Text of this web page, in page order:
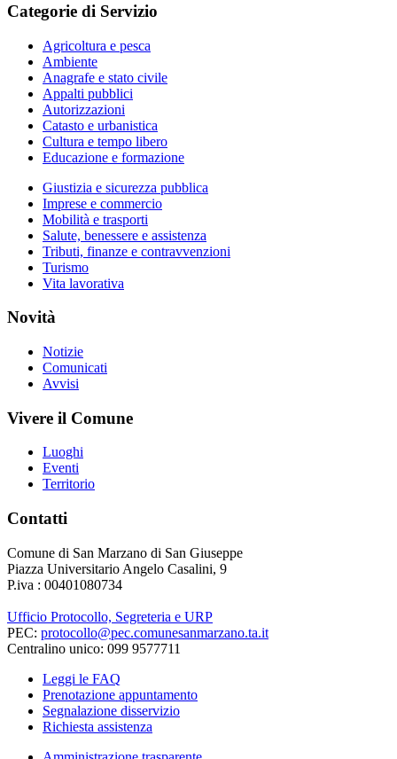
Categorie di Servizio
Agricoltura e pesca
Ambiente
Anagrafe e stato civile
Appalti pubblici
Autorizzazioni
Catasto e urbanistica
Cultura e tempo libero
Educazione e formazione
Giustizia e sicurezza pubblica
Imprese e commercio
Mobilità e trasporti
Salute, benessere e assistenza
Tributi, finanze e contravvenzioni
Turismo
Vita lavorativa
Novità
Notizie
Comunicati
Avvisi
Vivere il Comune
Luoghi
Eventi
Territorio
Contatti
Comune di San Marzano di San Giuseppe
Piazza Universitario Angelo Casalini, 9
P.iva : 00401080734
Ufficio Protocollo, Segreteria e URP
PEC: protocollo@pec.comunesanmarzano.ta.it
Centralino unico: 099 9577711
Leggi le FAQ
Prenotazione appuntamento
Segnalazione disservizio
Richiesta assistenza